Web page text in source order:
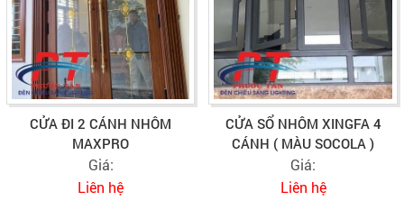
CỬA ĐI 2 CÁNH NHÔM
MAXPRO
Giá:
Liên hệ
CỬA SỔ NHÔM XINGFA 4
CÁNH ( MÀU SOCOLA )
Giá:
Liên hệ